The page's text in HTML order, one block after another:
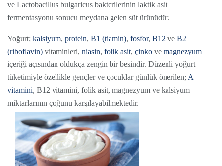
ve Lactobacillus bulgaricus bakterilerinin laktik asit
fermentasyonu sonucu meydana gelen süt ürünüdür.
Yoğurt; kalsiyum, protein, B1 (tiamin), fosfor, B12 ve B2
(riboflavin) vitaminleri, niasin, folik asit, çinko ve magnezyum
içeriği açısından oldukça zengin bir besindir. Düzenli yoğurt
tüketimiyle özellikle gençler ve çocuklar günlük önerilen; A
vitamini, B12 vitamini, folik asit, magnezyum ve kalsiyum
miktarlarının çoğunu karşılayabilmektedir.